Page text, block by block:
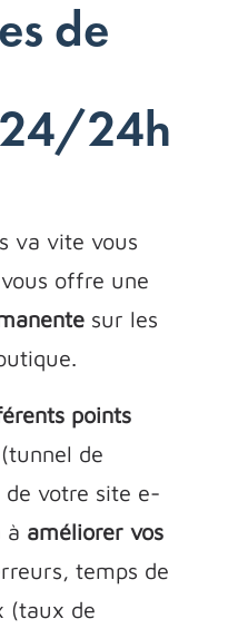
de
24/24h
va vite vous
offre une
sur les
points
(tunnel de
votre site e-
à améliorer vos
temps de
(taux de